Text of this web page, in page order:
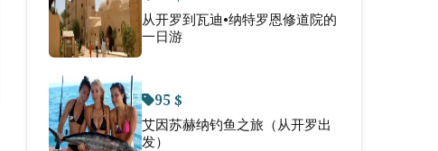
从开罗到瓦迪•纳特罗恩修道院的
一日游
95 $
艾因苏赫纳钓鱼之旅（从开罗出
发）